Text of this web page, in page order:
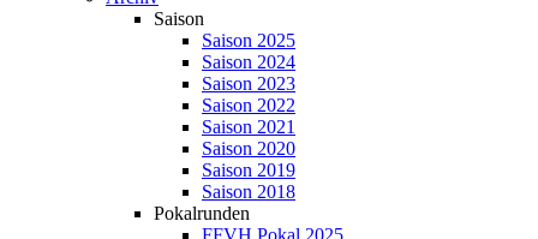
Saison
Saison 2025
Saison 2024
Saison 2023
Saison 2022
Saison 2021
Saison 2020
Saison 2019
Saison 2018
Pokalrunden
FFVH Pokal 2025